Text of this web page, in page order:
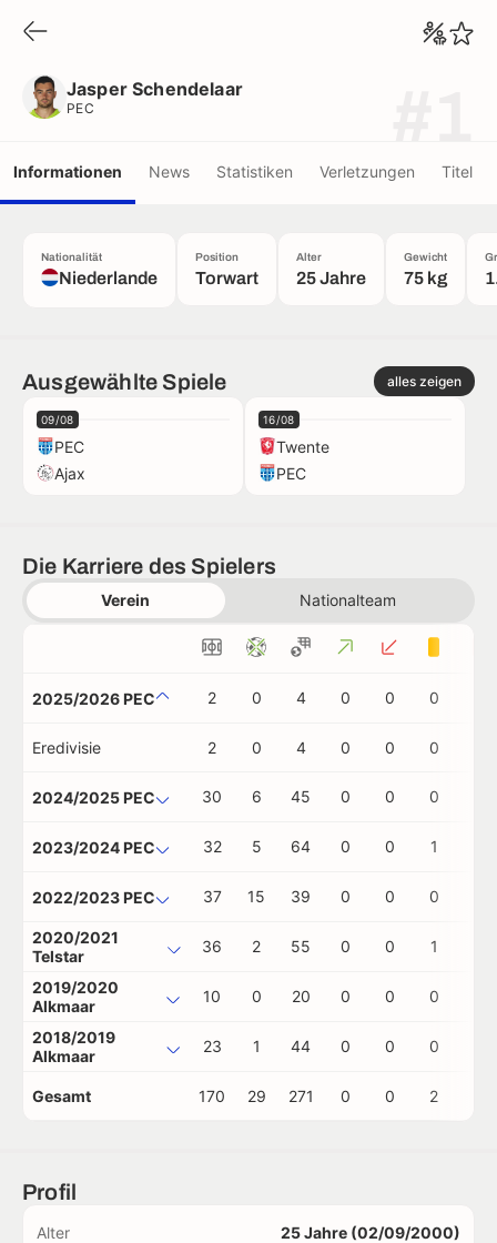
Jasper Schendelaar
PEC
Informationen News Statistiken Verletzungen Titel
Nationalität
Niederlande
Position
Torwart
Alter
25 Jahre
Gewicht
75 kg
Ausgewählte Spiele alles zeigen
09/08
PEC
Ajax
16/08
Twente
PEC
Die Karriere des Spielers
Verein Nationalteam
2025/2026 PEC 2 0 4 0 0 0
Eredivisie 2 0 4 0 0 0
2024/2025 PEC 30 6 45 0 0 0
2023/2024 PEC 32 5 64 0 0 1
2022/2023 PEC 37 15 39 0 0 0
2020/2021
Telstar
36 2 55 0 0 1
2019/2020
Alkmaar
10 0 20 0 0 0
2018/2019
Alkmaar
23 1 44 0 0 0
Gesamt 170 29 271 0 0 2
Profil
Alter 25 Jahre (02/09/2000)